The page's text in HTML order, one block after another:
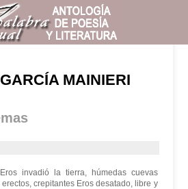
MAINIERI
invadió la tierra, húmedas cuevas
crepitantes Eros desatado, libre y